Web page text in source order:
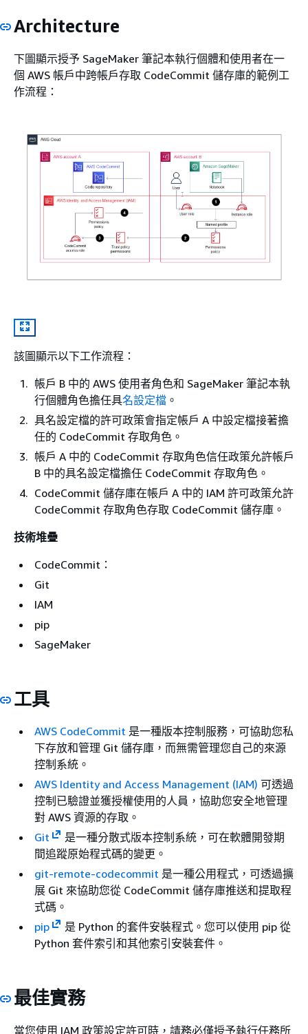
Architecture
下圖顯示授予 SageMaker 筆記本執行個體和使用者在一
個 AWS 帳戶中跨帳戶存取 CodeCommit 儲存庫的範例工
作流程：
該圖顯示以下工作流程：
帳戶 B 中的 AWS 使用者角色和 SageMaker 筆記本執
行個體角色擔任具名設定檔 。
具名設定檔的許可政策會指定帳戶 A 中設定檔接著擔
任的 CodeCommit 存取角色。
帳戶 A 中的 CodeCommit 存取角色信任政策允許帳戶
B 中的具名設定檔擔任 CodeCommit 存取角色。
CodeCommit 儲存庫在帳戶 A 中的 IAM 許可政策允許
CodeCommit 存取角色存取 CodeCommit 儲存庫。
技術堆疊
CodeCommit：
Git
IAM
pip
SageMaker
工具
AWS CodeCommit 是一種版本控制服務，可協助您私
下存放和管理 Git 儲存庫，而無需管理您自己的來源
控制系統。
AWS Identity and Access Management (IAM) 可透過
控制已驗證並獲授權使用的人員，協助您安全地管理
對 AWS 資源的存取。
Git
是一種分散式版本控制系統，可在軟體開發期
間追蹤原始程式碼的變更。
git-remote-codecommit 是一種公用程式，可透過擴
展 Git 來協助您從 CodeCommit 儲存庫推送和提取程
式碼。
pip
是 Python 的套件安裝程式。您可以使用 pip 從
Python 套件索引和其他索引安裝套件。
最佳實務
當您使用 IAM 政策設定許可時，請務必僅授予執行任務所